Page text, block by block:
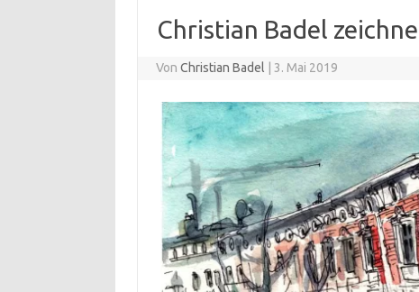
Christian Badel
VonChristian Badel 3. Mai 2019